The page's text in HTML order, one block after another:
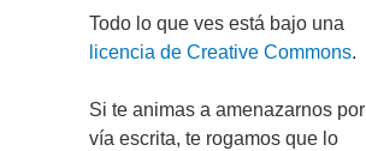
Todo lo que ves está bajo una
licencia de Creative Commons.
Si te animas a amenazarnos por
vía escrita, te rogamos que lo